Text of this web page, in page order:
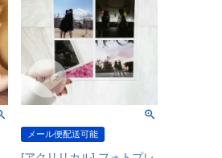
メール便配送可能